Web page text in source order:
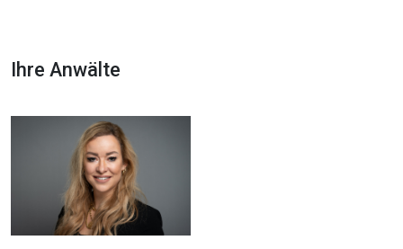
Ihre Anwälte